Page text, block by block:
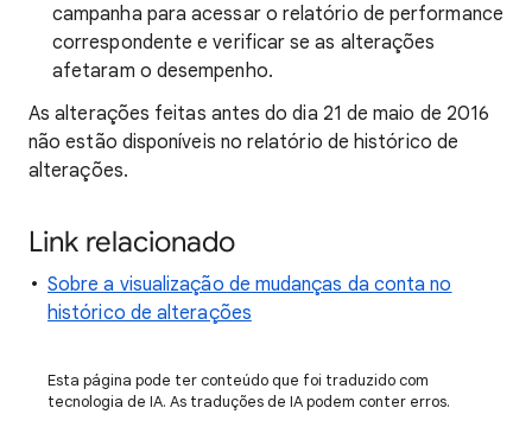
campanha para acessar o relatório de performance
correspondente e verificar se as alterações
afetaram o desempenho.
As alterações feitas antes do dia 21 de maio de 2016
não estão disponíveis no relatório de histórico de
alterações.
Link relacionado
Sobre a visualização de mudanças da conta no
histórico de alterações
Esta página pode ter conteúdo que foi traduzido com
tecnologia de IA. As traduções de IA podem conter erros.